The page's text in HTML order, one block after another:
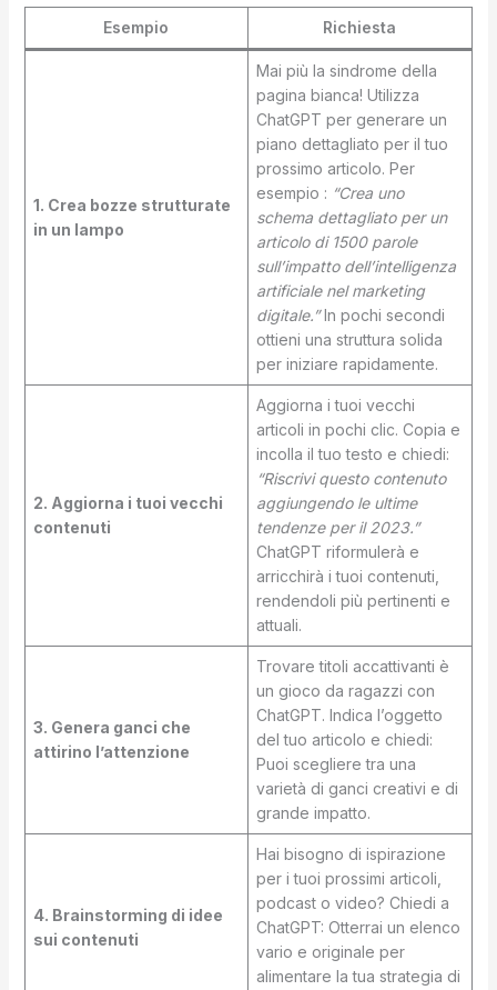
Esempio Richiesta
1. Crea bozze strutturate
in un lampo
Mai più la sindrome della
pagina bianca! Utilizza
ChatGPT per generare un
piano dettagliato per il tuo
prossimo articolo. Per
esempio : “Crea uno
schema dettagliato per un
articolo di 1500 parole
sull’impatto dell’intelligenza
artificiale nel marketing
digitale.”In pochi secondi
ottieni una struttura solida
per iniziare rapidamente.
2. Aggiorna i tuoi vecchi
contenuti
Aggiorna i tuoi vecchi
articoli in pochi clic. Copia e
incolla il tuo testo e chiedi:
“Riscrivi questo contenuto
aggiungendo le ultime
tendenze per il 2023.”
ChatGPT riformulerà e
arricchirà i tuoi contenuti,
rendendoli più pertinenti e
attuali.
3. Genera ganci che
attirino l’attenzione
Trovare titoli accattivanti è
un gioco da ragazzi con
ChatGPT. Indica l’oggetto
del tuo articolo e chiedi:
Puoi scegliere tra una
varietà di ganci creativi e di
grande impatto.
4. Brainstorming di idee
sui contenuti
Hai bisogno di ispirazione
per i tuoi prossimi articoli,
podcast o video? Chiedi a
ChatGPT: Otterrai un elenco
vario e originale per
alimentare la tua strategia di